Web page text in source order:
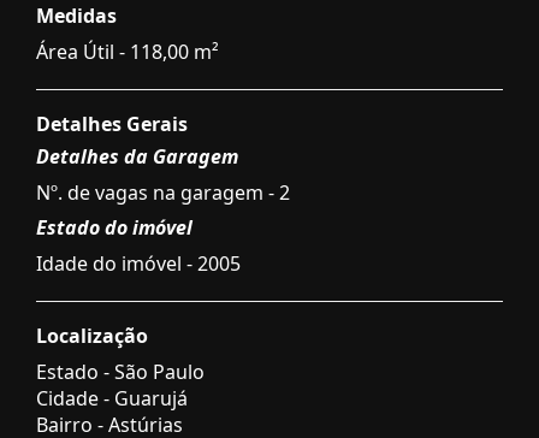
Medidas
Área Útil - 118,00 m²
Detalhes Gerais
Detalhes da Garagem
Nº. de vagas na garagem - 2
Estado do imóvel
Idade do imóvel - 2005
Localização
Estado -São Paulo
Cidade - Guarujá
Bairro -Astúrias